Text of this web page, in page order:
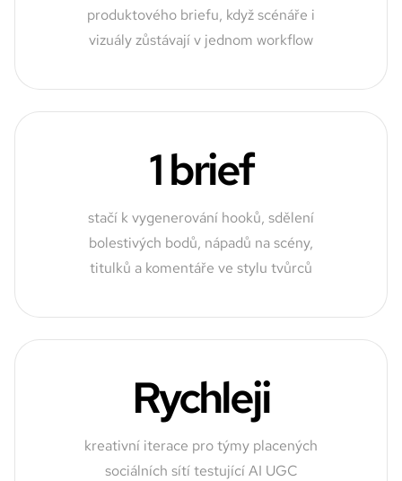
produktového briefu, když scénáře i
vizuály zůstávají v jednom workflow
1 brief
stačí k vygenerování hooků, sdělení
bolestivých bodů, nápadů na scény,
titulků a komentáře ve stylu tvůrců
Rychleji
kreativní iterace pro týmy placených
sociálních sítí testující AI UGC